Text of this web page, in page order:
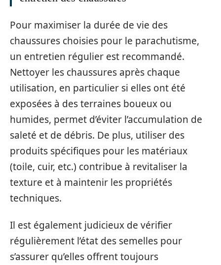
Pour maximiser la durée de vie des
chaussures choisies pour le parachutisme,
un entretien régulier est recommandé.
Nettoyer les chaussures après chaque
utilisation, en particulier si elles ont été
exposées à des terraines boueux ou
humides, permet d’éviter l’accumulation de
saleté et de débris. De plus, utiliser des
produits spécifiques pour les matériaux
(toile, cuir, etc.) contribue à revitaliser la
texture et à maintenir les propriétés
techniques.
Il est également judicieux de vérifier
régulièrement l’état des semelles pour
s’assurer qu’elles offrent toujours